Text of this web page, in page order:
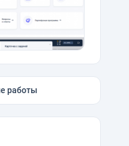
работы